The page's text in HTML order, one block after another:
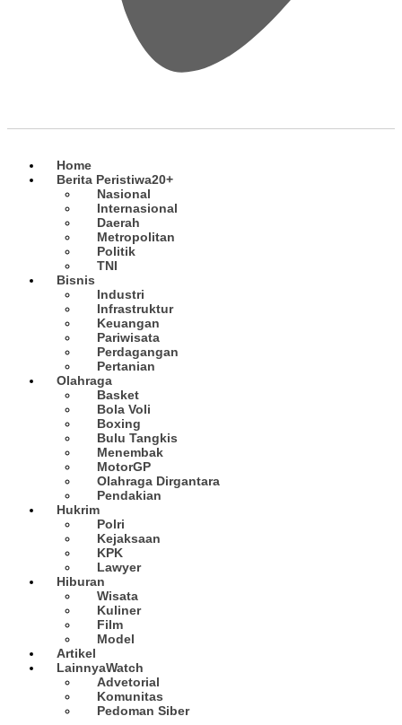
Home
Berita Peristiwa20+
Nasional
Internasional
Daerah
Metropolitan
Politik
TNI
Bisnis
Industri
Infrastruktur
Keuangan
Pariwisata
Perdagangan
Pertanian
Olahraga
Basket
Bola Voli
Boxing
Bulu Tangkis
Menembak
MotorGP
Olahraga Dirgantara
Pendakian
Hukrim
Polri
Kejaksaan
KPK
Lawyer
Hiburan
Wisata
Kuliner
Film
Model
Artikel
LainnyaWatch
Advetorial
Komunitas
Pedoman Siber